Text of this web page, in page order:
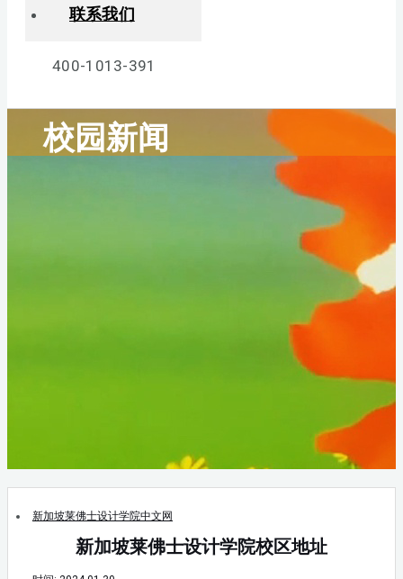
联系我们
400-1013-391
校园新闻
新加坡莱佛士设计学院中文网
新加坡莱佛士设计学院校区地址